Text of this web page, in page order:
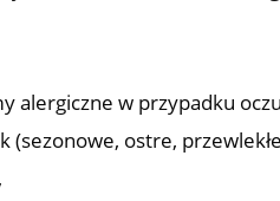
alergiczne w przypadku
(sezonowe, ostre,